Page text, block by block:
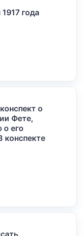
года
о
Фете,
его
конспекте